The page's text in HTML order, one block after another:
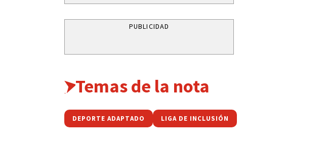
PUBLICIDAD
Temas de la nota
DEPORTE ADAPTADO LIGA DE INCLUSIÓN